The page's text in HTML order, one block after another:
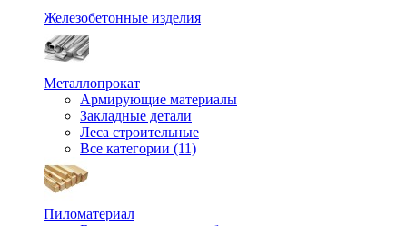
Железобетонные изделия
Металлопрокат
Армирующие материалы
Закладные детали
Леса строительные
Все категории (11)
Пиломатериал